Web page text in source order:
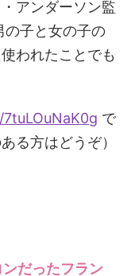
アンダーソン監
の子と女の子の
われたことでも
で
る方はどうぞ）
だったフラン